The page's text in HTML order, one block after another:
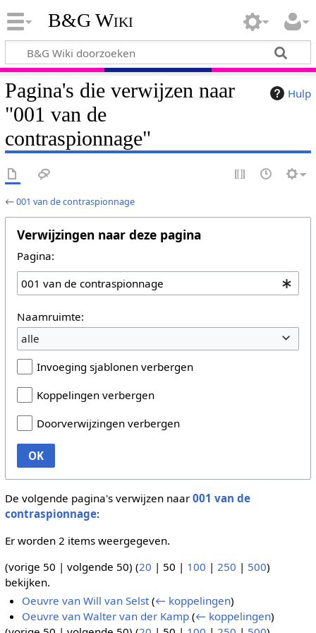
B&G Wiki
Hulp
Pagina's die verwijzen naar
"001 van de
contraspionnage"
←001 van de contraspionnage
Verwijzingen naar deze pagina
Pagina:
Naamruimte:
alle
Invoeging sjablonen verbergen
Koppelingen verbergen
Doorverwijzingen verbergen
OK
De volgende pagina's verwijzen naar 001 van de
contraspionnage:
Er worden 2 items weergegeven.
(vorige 50 | volgende 50) (20 | 50 | 100 | 250 | 500)
bekijken.
Oeuvre van Will van Selst (← koppelingen)
Oeuvre van Walter van der Kamp (← koppelingen)